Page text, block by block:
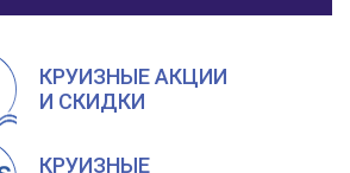
КРУИЗНЫЕ АКЦИИ
И СКИДКИ
КРУИЗНЫЕ